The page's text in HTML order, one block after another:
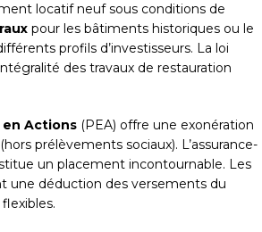
locatif neuf sous conditions de
pour les bâtiments historiques ou le
profils d’investisseurs. La loi
des travaux de restauration
en Actions (PEA) offre une exonération
prélèvements sociaux). L’assurance-
un placement incontournable. Les
une déduction des versements du